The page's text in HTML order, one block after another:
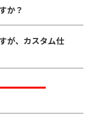
か？
が、カスタム仕